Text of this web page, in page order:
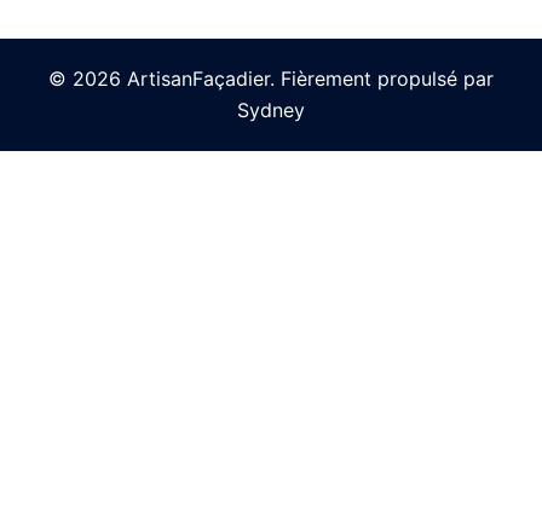
© 2026 ArtisanFaçadier. Fièrement propulsé par
Sydney